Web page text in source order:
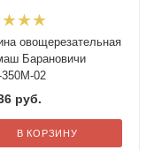
овощерезательная
Барановичи
02
руб.
В КОРЗИНУ